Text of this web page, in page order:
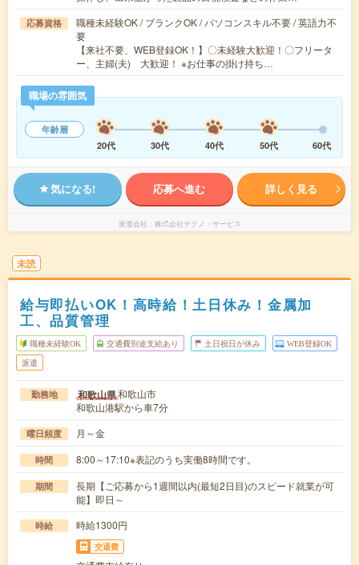
応募資格
職種未経験OK / ブランクOK / パソコンスキル不要 / 英語力不
要
【来社不要、WEB登録OK！】〇未経験大歓迎！〇フリータ
ー、主婦(夫) 大歓迎！ ※お仕事の掛け持ち…
職場の雰囲気
年齢層
20代
30代 40代 50代 60代
気になる! 応募へ進む 詳しく見る
派遣会社 株式会社テクノ・サービス
未読
給与即払いOK！高時給！土日休み！金属加
工、品質管理
職種未経験OK 交通費別途支給あり 土日祝日が休み WEB登録OK
派遣
勤務地 和歌山県和歌山市
和歌山港駅から車7分
曜日頻度 月～金
時間 8:00～17:10※表記のうち実働8時間です。
期間
長期【ご応募から1週間以内(最短2日目)のスピード就業が可
能】即日～
時給 時給1300円
交通費